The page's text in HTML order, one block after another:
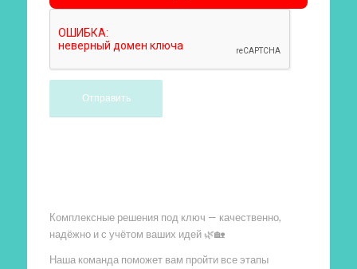
Комплексные решения под ключ — качественно,
надёжно и с учётом ваших идей 🌿🏡
Наша команда поможет вам пройти все этапы